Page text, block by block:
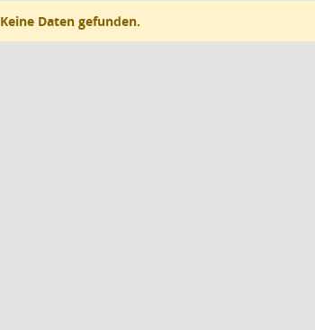
Keine Daten gefunden.